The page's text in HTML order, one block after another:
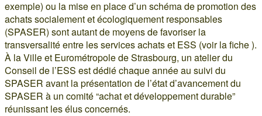
exemple) ou la mise en place d’un schéma de promotion des
achats socialement et écologiquement responsables
(SPASER) sont autant de moyens de favoriser la
transversalité entre les services achats et ESS (voir la fiche ).
À la Ville et Eurométropole de Strasbourg, un atelier du
Conseil de l’ESS est dédié chaque année au suivi du
SPASER avant la présentation de l’état d’avancement du
SPASER à un comité “achat et développement durable”
réunissant les élus concernés.